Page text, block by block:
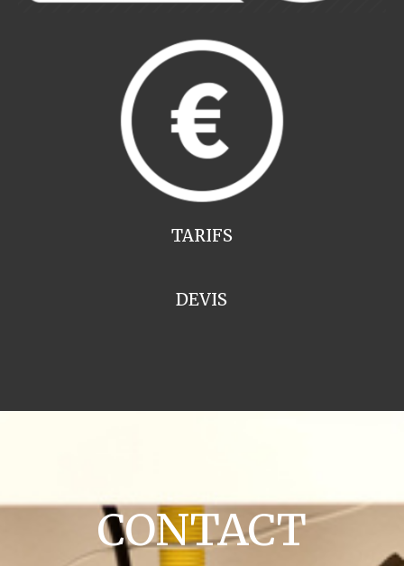
TARIFS
DEVIS
CONTACT